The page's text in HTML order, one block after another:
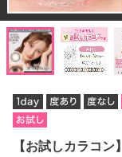
【お試しカラコ